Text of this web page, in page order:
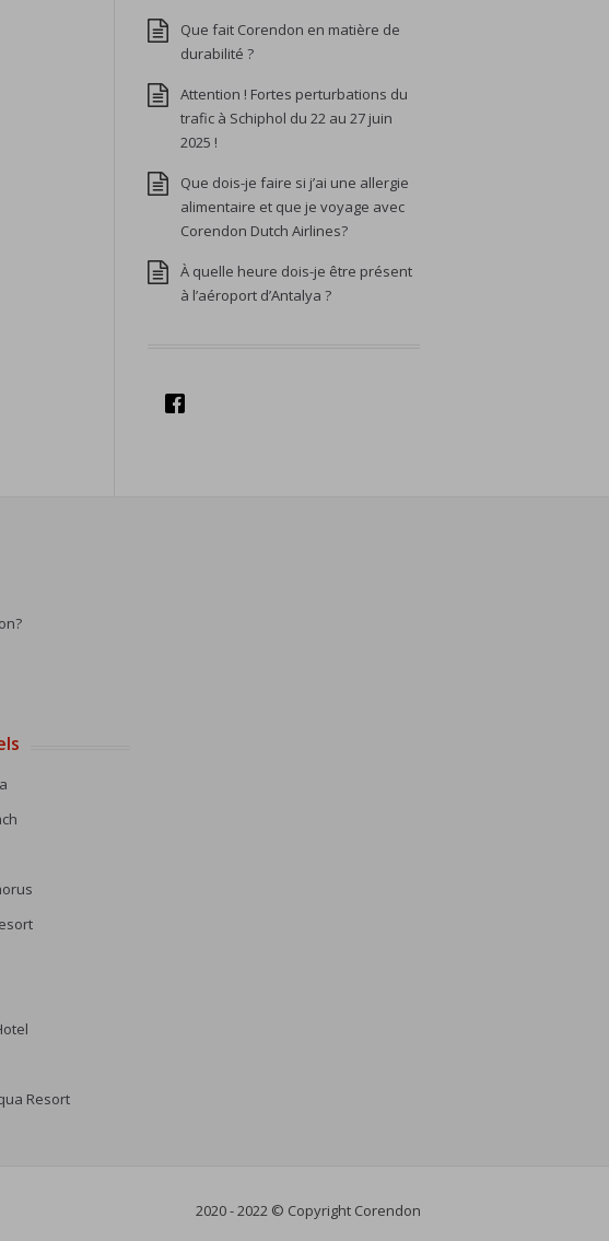
Que fait Corendon en matière de
durabilité ?
Attention ! Fortes perturbations du
trafic à Schiphol du 22 au 27 juin
2025 !
Que dois-je faire si j’ai une allergie
alimentaire et que je voyage avec
Corendon Dutch Airlines?
À quelle heure dois-je être présent
à l’aéroport d’Antalya ?
Resort
2020 - 2022 © Copyright Corendon